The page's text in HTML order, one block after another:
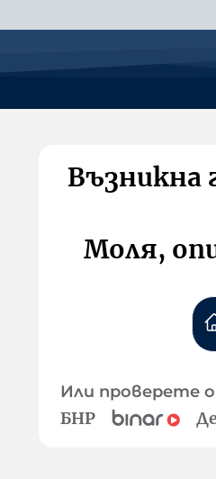
Възникна
Моля,
Или проверете
БНР